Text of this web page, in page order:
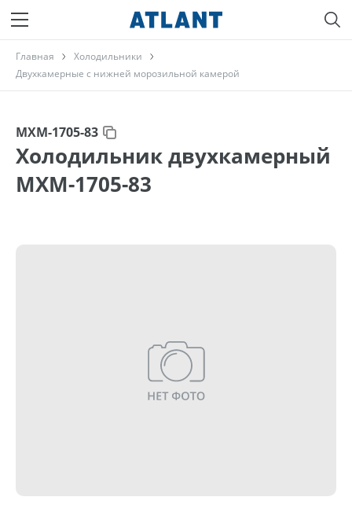
Главная
Холодильники
Двухкамерные с нижней морозильной камерой
МХМ-1705-83
Холодильник двухкамерный
МХМ-1705-83